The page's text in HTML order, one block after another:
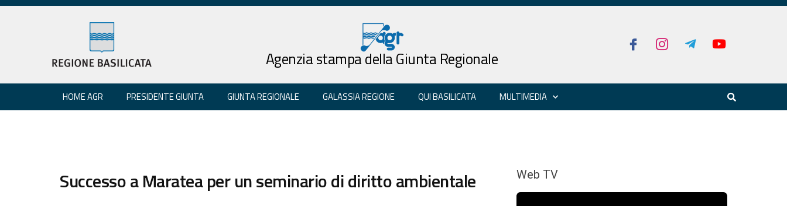
Agenzia stampa della Giunta Regionale
HOME AGR PRESIDENTE GIUNTA GIUNTA REGIONALE GALASSIA REGIONE QUI BASILICATA MULTIMEDIA
Successo a Maratea per un seminario di diritto ambientale Web TV